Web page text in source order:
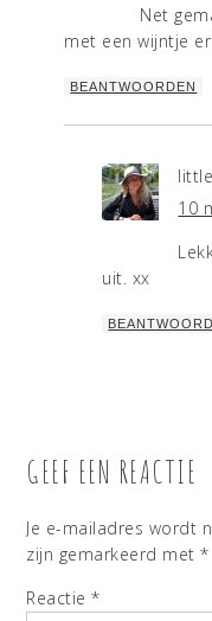
Net
met een wijntje
BEANTWOORDEN
10
uit. xx
GEEF EEN REACTIE
Je e-mailadres wordt
zijn gemarkeerd met*
Reactie*